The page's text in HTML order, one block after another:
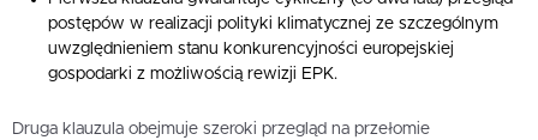
postępów w realizacji polityki klimatycznej ze szczególnym
uwzględnieniem stanu konkurencyjności europejskiej
gospodarki z możliwością rewizji EPK.
Druga klauzula obejmuje szeroki przegląd na przełomie